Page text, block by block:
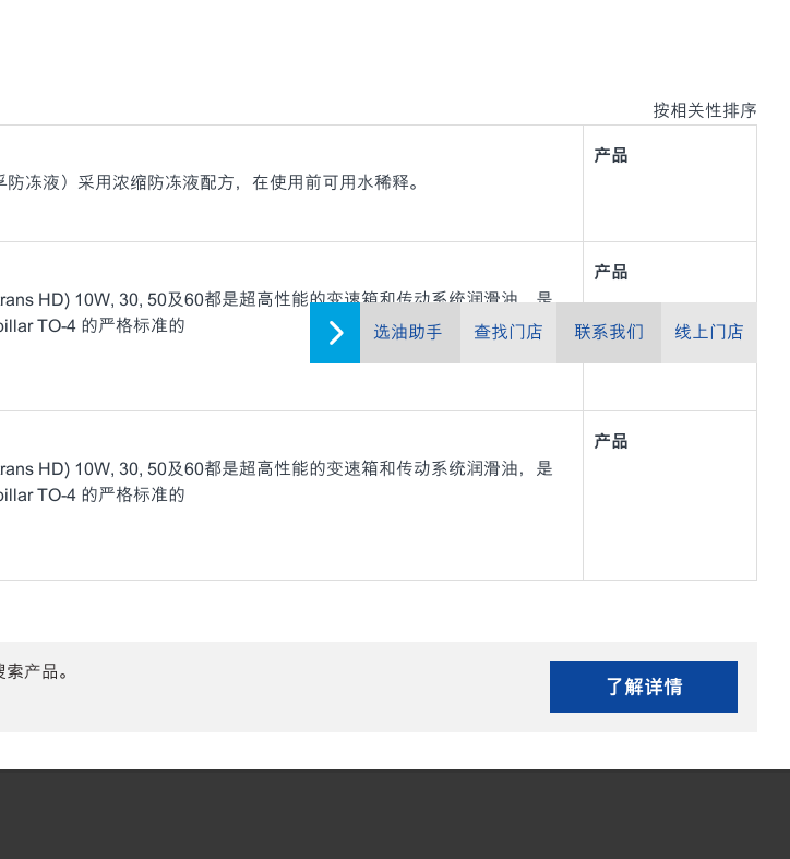
选油助手 查找门店 联系我们 线上门店
按相关性排序
冻液）采用浓缩防冻液配方，在使用前可用水稀释。
产品
HD) 10W, 30, 50及60都是超高性能的变速箱和传动系统润滑油，是
TO-4 的严格标准的
产品
HD) 10W, 30, 50及60都是超高性能的变速箱和传动系统润滑油，是
TO-4 的严格标准的
产品
产品。
了解详情